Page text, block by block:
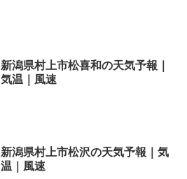
新潟県村上市松喜和の天気予報｜
気温｜風速
新潟県村上市松沢の天気予報｜気
温｜風速